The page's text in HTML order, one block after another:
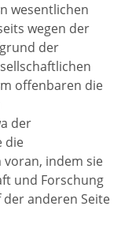
wesentlichen
wegen der
der
offenbaren die
der
die
indem sie
und Forschung
anderen Seite